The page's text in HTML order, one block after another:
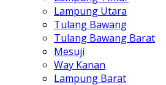
Lampung Utara
Tulang Bawang
Tulang Bawang Barat
Mesuji
Way Kanan
Lampung Barat